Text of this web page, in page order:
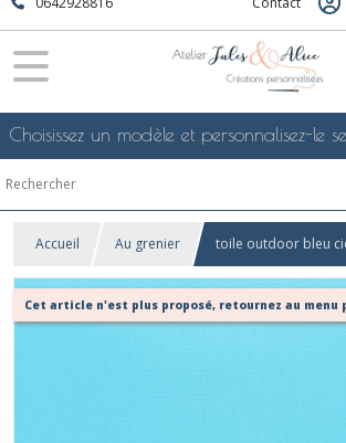
Accueil Au grenier toile outdoor bleu